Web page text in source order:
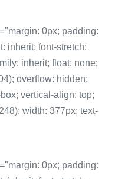
0px; padding:
inherit; font-stretch:
inherit; float: none;
overflow: hidden;
vertical-align: top;
width: 377px; text-
0px; padding: